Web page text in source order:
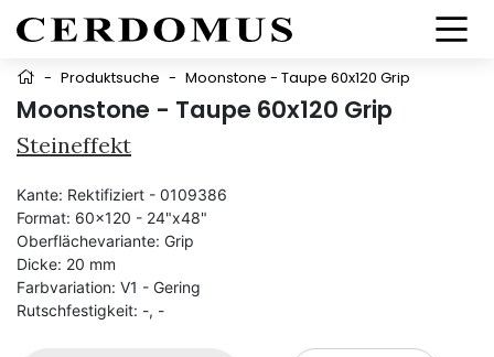
- Produktsuche - Moonstone - Taupe 60x120 Grip
Moonstone - Taupe 60x120 Grip
Steineffekt
Kante: Rektifiziert - 0109386
Format: 60x120 - 24"x48"
Oberflächevariante: Grip
Dicke: 20 mm
Farbvariation: V1 - Gering
Rutschfestigkeit: -, -